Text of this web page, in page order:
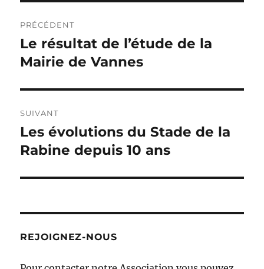
de
l’article
PRÉCÉDENT
Publication
précédente :
Le résultat de l’étude de la
Mairie de Vannes
SUIVANT
Publication
suivante :
Les évolutions du Stade de la
Rabine depuis 10 ans
REJOIGNEZ-NOUS